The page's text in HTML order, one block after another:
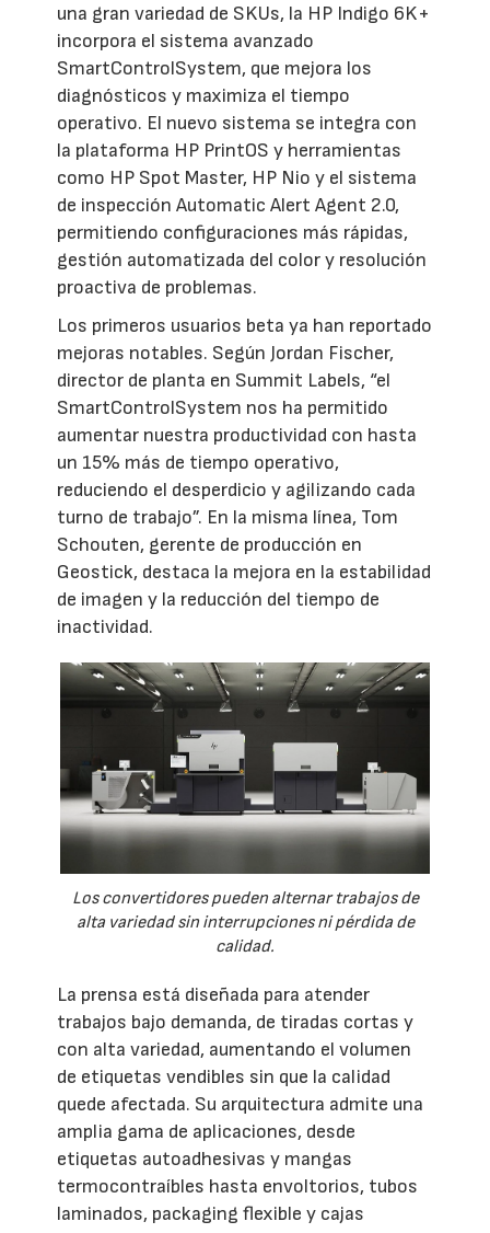
una gran variedad de SKUs, la HP Indigo 6K+
incorpora el sistema avanzado
SmartControlSystem, que mejora los
diagnósticos y maximiza el tiempo
operativo. El nuevo sistema se integra con
la plataforma HP PrintOS y herramientas
como HP Spot Master, HP Nio y el sistema
de inspección Automatic Alert Agent 2.0,
permitiendo configuraciones más rápidas,
gestión automatizada del color y resolución
proactiva de problemas.
Los primeros usuarios beta ya han reportado
mejoras notables. Según Jordan Fischer,
director de planta en Summit Labels, “el
SmartControlSystem nos ha permitido
aumentar nuestra productividad con hasta
un 15% más de tiempo operativo,
reduciendo el desperdicio y agilizando cada
turno de trabajo”. En la misma línea, Tom
Schouten, gerente de producción en
Geostick, destaca la mejora en la estabilidad
de imagen y la reducción del tiempo de
inactividad.
Los convertidores pueden alternar trabajos de
alta variedad sin interrupciones ni pérdida de
calidad.
La prensa está diseñada para atender
trabajos bajo demanda, de tiradas cortas y
con alta variedad, aumentando el volumen
de etiquetas vendibles sin que la calidad
quede afectada. Su arquitectura admite una
amplia gama de aplicaciones, desde
etiquetas autoadhesivas y mangas
termocontraíbles hasta envoltorios, tubos
laminados, packaging flexible y cajas